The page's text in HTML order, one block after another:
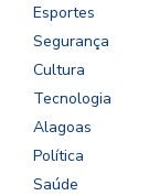
Esportes
Segurança
Cultura
Tecnologia
Alagoas
Política
Saúde